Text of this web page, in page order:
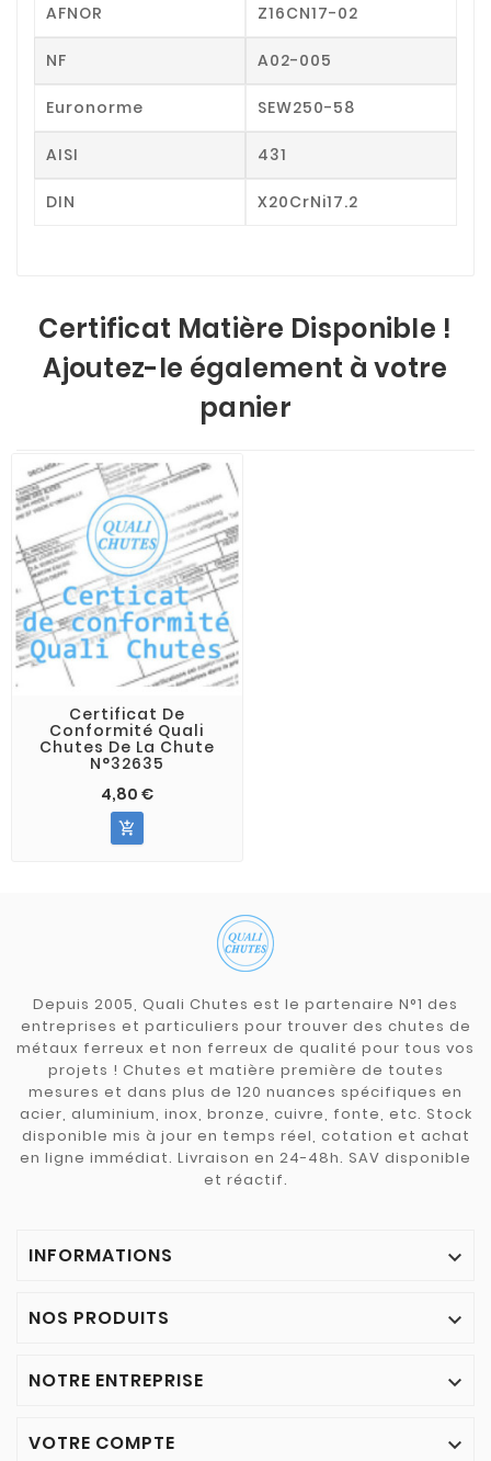
AFNOR Z16CN17-02
NF A02-005
Euronorme SEW250-58
AISI 431
DIN X20CrNi17.2
Certificat Matière Disponible !
Ajoutez-le également à votre
panier
Certificat De
Conformité Quali
Chutes De La Chute
N°32635
4,80 €

Depuis 2005, Quali Chutes est le partenaire N°1 des
entreprises et particuliers pour trouver des chutes de
métaux ferreux et non ferreux de qualité pour tous vos
projets ! Chutes et matière première de toutes
mesures et dans plus de 120 nuances spécifiques en
acier, aluminium, inox, bronze, cuivre, fonte, etc. Stock
disponible mis à jour en temps réel, cotation et achat
en ligne immédiat. Livraison en 24-48h. SAV disponible
et réactif.
INFORMATIONS 
NOS PRODUITS 
NOTRE ENTREPRISE 
VOTRE COMPTE 